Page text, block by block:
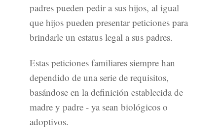
padres pueden pedir a sus hijos, al igual
que hijos pueden presentar peticiones para
brindarle un estatus legal a sus padres.
Estas peticiones familiares siempre han
dependido de una serie de requisitos,
basándose en la definición establecida de
madre y padre - ya sean biológicos o
adoptivos.